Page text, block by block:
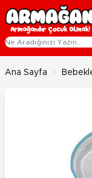
İçeriğe geç
Ana Sayfa >